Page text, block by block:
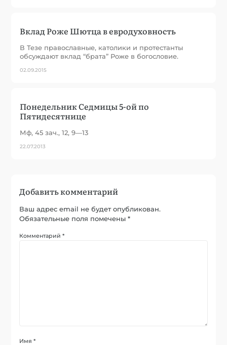
Вклад Роже Шютца в евродуховность
В Тезе православные, католики и протестанты
обсуждают вклад “брата” Роже в богословие.
02.09.2015
Понедельник Седмицы 5-ой по
Пятидесятнице
Мф, 45 зач., 12, 9—13
22.07.2013
Добавить комментарий
Ваш адрес email не будет опубликован.
Обязательные поля помечены*
Комментарий*
Имя*